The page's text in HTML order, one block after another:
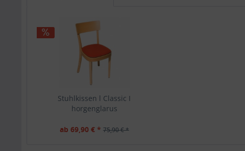
Stuhlkissen l Classic I
horgenglarus
ab 69,90 € * 75,90 € *